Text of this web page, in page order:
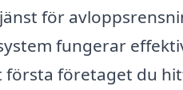
för
fungerar
företaget du